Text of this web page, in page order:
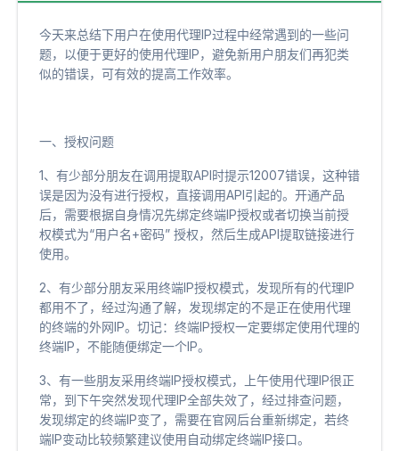
今天来总结下用户在使用代理IP过程中经常遇到的一些问
题，以便于更好的使用代理IP，避免新用户朋友们再犯类
似的错误，可有效的提高工作效率。
一、授权问题
1、有少部分朋友在调用提取API时提示12007错误，这种错
误是因为没有进行授权，直接调用API引起的。开通产品
后，需要根据自身情况先绑定终端IP授权或者切换当前授
权模式为“用户名+密码” 授权，然后生成API提取链接进行
使用。
2、有少部分朋友采用终端IP授权模式，发现所有的代理IP
都用不了，经过沟通了解，发现绑定的不是正在使用代理
的终端的外网IP。切记：终端IP授权一定要绑定使用代理的
终端IP，不能随便绑定一个IP。
3、有一些朋友采用终端IP授权模式，上午使用代理IP很正
常，到下午突然发现代理IP全部失效了，经过排查问题，
发现绑定的终端IP变了，需要在官网后台重新绑定，若终
端IP变动比较频繁建议使用自动绑定终端IP接口。